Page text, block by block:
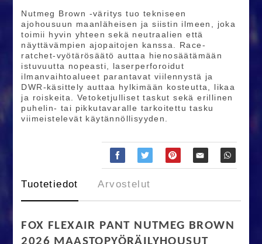
Nutmeg Brown -väritys tuo tekniseen
ajohousuun maanläheisen ja siistin ilmeen, joka
toimii hyvin yhteen sekä neutraalien että
näyttävämpien ajopaitojen kanssa. Race-
ratchet-vyötärösäätö auttaa hienosäätämään
istuvuutta nopeasti, laserperforoidut
ilmanvaihtoalueet parantavat viilennystä ja
DWR-käsittely auttaa hylkimään kosteutta, likaa
ja roiskeita. Vetoketjulliset taskut sekä erillinen
puhelin- tai pikkutavaralle tarkoitettu tasku
viimeistelevät käytännöllisyyden.
Tuotetiedot Arvostelut
FOX FLEXAIR PANT NUTMEG BROWN
2026 MAASTOPYÖRÄILYHOUSUT